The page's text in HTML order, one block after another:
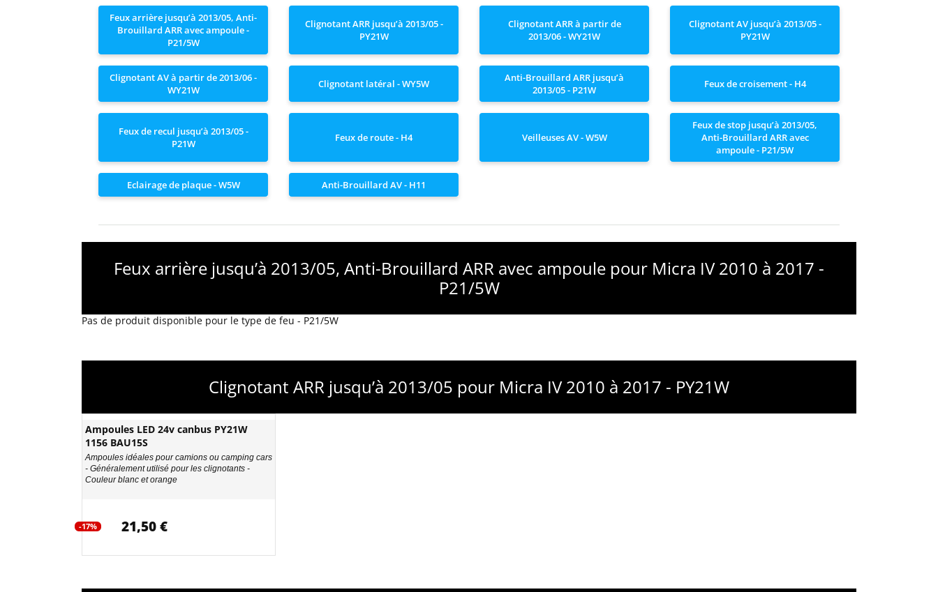
Feux arrière jusqu’à 2013/05, Anti-
Brouillard ARR avec ampoule -
P21/5W
Clignotant ARR jusqu’à 2013/05 -
PY21W
Clignotant ARR à partir de
2013/06 - WY21W
Clignotant AV jusqu’à 2013/05 -
PY21W
Clignotant AV à partir de 2013/06 -
WY21W
Clignotant latéral - WY5W
Anti-Brouillard ARR jusqu’à
2013/05 - P21W
Feux de croisement - H4
Feux de recul jusqu’à 2013/05 -
P21W
Feux de route - H4 Veilleuses AV - W5W
Feux de stop jusqu’à 2013/05,
Anti-Brouillard ARR avec
ampoule - P21/5W
Eclairage de plaque - W5W Anti-Brouillard AV - H11
Feux arrière jusqu’à 2013/05, Anti-Brouillard ARR avec ampoule pour Micra IV 2010 à 2017 -
P21/5W
Pas de produit disponible pour le type de feu - P21/5W
Clignotant ARR jusqu’à 2013/05 pour Micra IV 2010 à 2017 - PY21W
Ampoules LED 24v canbus PY21W
1156 BAU15S
Ampoules idéales pour camions ou camping cars
- Généralement utilisé pour les clignotants -
Couleur blanc et orange
-17% 21,50 €